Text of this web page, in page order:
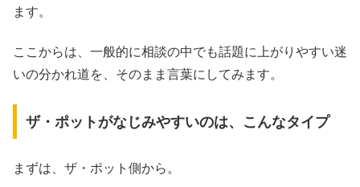
ます。
ここからは、一般的に相談の中でも話題に上がりやすい迷
いの分かれ道を、そのまま言葉にしてみます。
ザ・ポットがなじみやすいのは、こんなタイプ
まずは、ザ・ポット側から。